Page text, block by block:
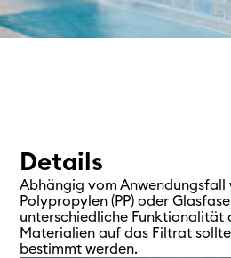
Details
Abhängig vom Anwendungsfall
Polypropylen (PP) oder
unterschiedliche Funktionalität
Materialien auf das Filtrat
bestimmt werden.